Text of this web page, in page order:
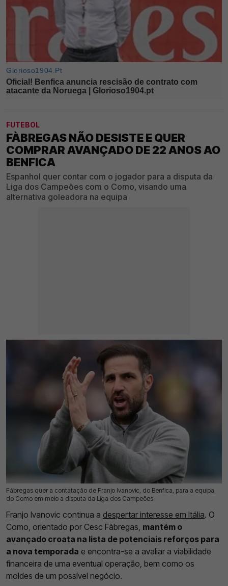
FUTEBOL
FÀBREGAS NÃO DESISTE E QUER
COMPRAR AVANÇADO DE 22 ANOS AO
BENFICA
Espanhol quer contar com o jogador para a disputa da
Liga dos Campeões com o Como, visando uma
alternativa goleadora na equipa
Fàbregas quer a contatação de Franjo Ivanovic, do Benfica, para a equipa
do Como em meio a disputa da Liga dos Campeões
09 Jul 2026 | 17:21 | 0
Franjo Ivanovic continua a despertar interesse em Itália. O
Como, orientado por Cesc Fàbregas, mantém o
avançado croata na lista de potenciais reforços para
a nova temporada e encontra-se a avaliar a viabilidade
financeira de uma eventual operação, bem como os
moldes de um possível negócio.